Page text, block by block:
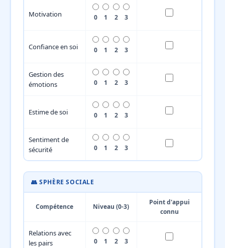
Motivation 0 1 2 3
Confiance en soi 0 1 2 3
Gestion des
émotions
0 1 2 3
Estime de soi 0 1 2 3
Sentiment de
sécurité
0 1 2 3
👥 SPHÈRE SOCIALE
Compétence Niveau (0-3)
Point d'appui
connu
Relations avec
les pairs
0 1 2 3